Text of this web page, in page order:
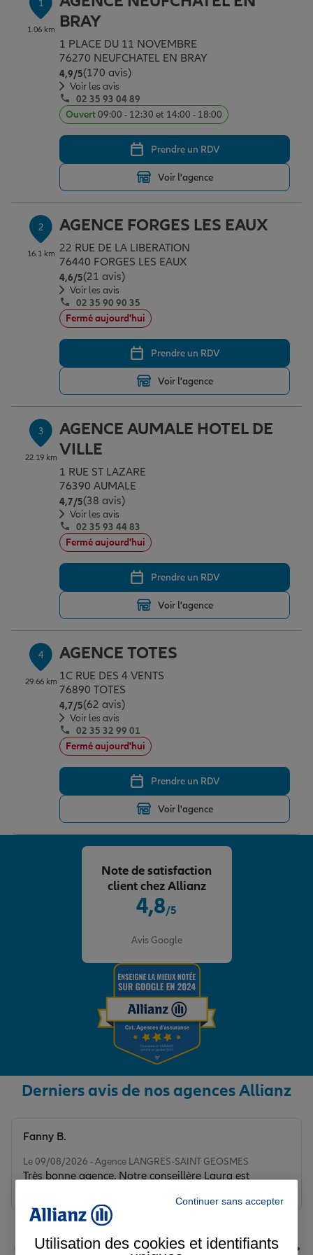
Assurance emprunteur
Prévoyance et dépendance
Assurance animal de compagnie
Protection de la famille
Protection juridique
Épargne & retraite
Plan épargne retraite
Assurance vie
Placements financiers
Transmission
Vos projets
Partir en vacances
Déménager
Départ à la retraite
Préparer l’avenir
Conseil assurance
Outre-mer
Assurance habitation
Le Pack Famille
Garantie des accidents de la vie
Assurance scolaire
Protection juridique
Retraite
Tous nos devis d'assurance
Allianz en France
1
1.06 km
BRAY
1 PLACE DU 11 NOVEMBRE
76270 NEUFCHATEL EN BRAY
4,9/5Note de 4.9 sur 5
(170 avis)
Voir les avis
02 35 93 04 89
Ouvert09:00 - 12:30 et 14:00 - 18:00
Prendre un RDV
Voir l'agence
2
16.1 km
AGENCE FORGES LES EAUX
22 RUE DE LA LIBERATION
76440 FORGES LES EAUX
4,6/5Note de 4.6 sur 5
(21 avis)
Voir les avis
02 35 90 90 35
Fermé aujourd'hui
Prendre un RDV
Voir l'agence
3
22.19 km
AGENCE AUMALE HOTEL DE
VILLE
1 RUE ST LAZARE
76390 AUMALE
4,7/5Note de 4.7 sur 5
(38 avis)
Voir les avis
02 35 93 44 83
Fermé aujourd'hui
Prendre un RDV
Voir l'agence
4
29.66 km
AGENCE TOTES
1C RUE DES 4 VENTS
76890 TOTES
4,7/5Note de 4.7 sur 5
(62 avis)
Voir les avis
02 35 32 99 01
Fermé aujourd'hui
Prendre un RDV
Voir l'agence
4,8/5
Avis Google
Note de satisfaction
client chez Allianz
Derniers avis de nos agences Allianz
Le 09/08/2026 - Agence LANGRES-SAINT GEOSMES
Très bonne agence. Notre conseillère Laura est
Fanny B.
Continuer sans accepter
Utilisation des cookies et identifiants